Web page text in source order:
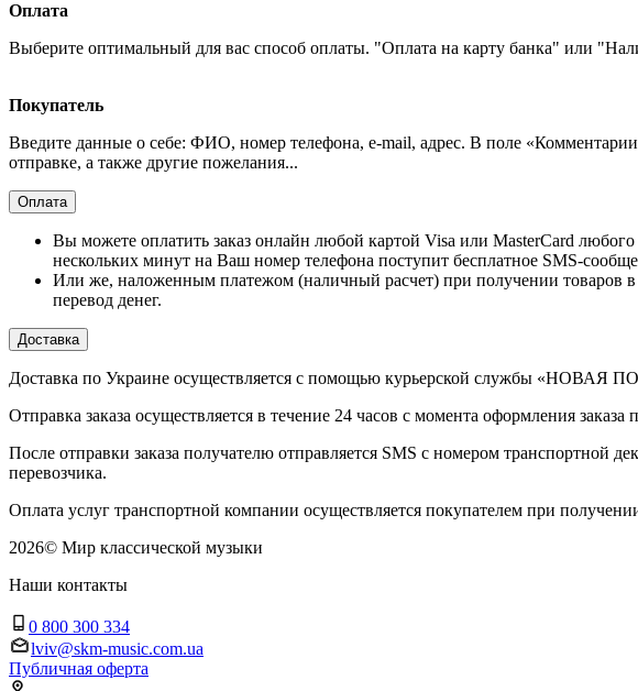
Оплата
Выберите оптимальный для вас способ оплаты. "Оплата на карту банка" или
Покупатель
Введите данные о себе: ФИО, номер телефона, e-mail, адрес. В поле «Комментарии
отправке, а также другие пожелания...
Оплата
Вы можете оплатить заказ онлайн любой картой Visa или MasterCard
нескольких минут на Ваш номер телефона поступит бесплатное SMS-
Или же, наложенным платежом (наличный расчет) при получении
перевод денег.
Доставка
Доставка по Украине осуществляется с помощью курьерской службы «НОВАЯ
Отправка заказа осуществляется в течение 24 часов с момента оформления заказа
После отправки заказа получателю отправляется SMS с номером
перевозчика.
Оплата услуг транспортной компании осуществляется покупателем при
2026© Мир классической музыки
Наши контакты
0 800 300 334
lviv@skm-music.com.ua
Публичная оферта